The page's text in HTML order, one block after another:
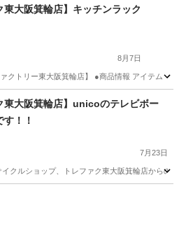
テーブル 貸し出し
東大阪箕輪店】キッチンラック
8月7日
ァクトリー東大阪箕輪店】 ●商品情報 アイ
収納家具 箕輪
東大阪箕輪店】unicoのテレビボー
す！！
7月23日
クルショップ、トレファク東大阪箕輪店から